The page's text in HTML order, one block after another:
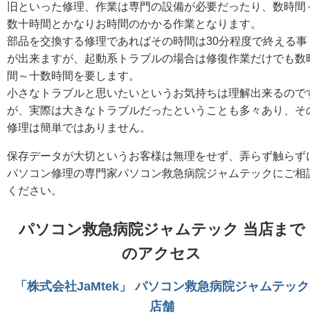
旧といった修理、作業は専門の設備が必要だったり、数時間
数十時間とかなりお時間のかかる作業となります。
部品を交換する修理であればその時間は30分程度で終える事
が出来ますが、起動系トラブルの場合は修復作業だけでも数
間～十数時間を要します。
小さなトラブルと思いたいというお気持ちは理解出来るので
が、実際は大きなトラブルだったということも多々あり、そ
修理は簡単ではありません。
保存データが大切というお客様は無理をせず、弄らず触らず
パソコン修理の専門家パソコン救急病院ジャムテックにご相
ください。
パソコン救急病院ジャムテック 当店まで
のアクセス
「株式会社JaMtek」 パソコン救急病院ジャムテック
店舗